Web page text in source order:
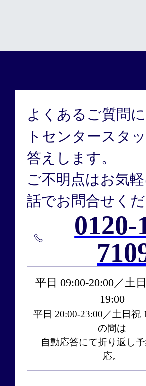
よくあるご質問
トセンタースタ
答えします。
ご不明点はお気
話でお問合せくだ
0120-
平日 09:00‐20:00／土
19:00
平日 20:00-23:00／土日祝
の間は
自動応答にて折り返し
応。